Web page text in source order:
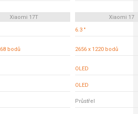
Xiaomi 17T
Xiaomi 17
6.3 "
bodů 2656 x 1220 bodů
OLED
OLED
Průstřel